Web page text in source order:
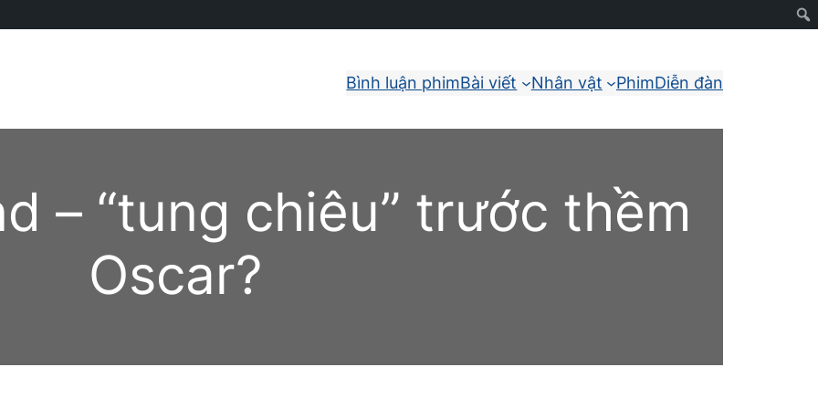
Bình luận phimBài viết Nhân vật PhimDiễn đàn
– “tung chiêu” trước thềm
Oscar?